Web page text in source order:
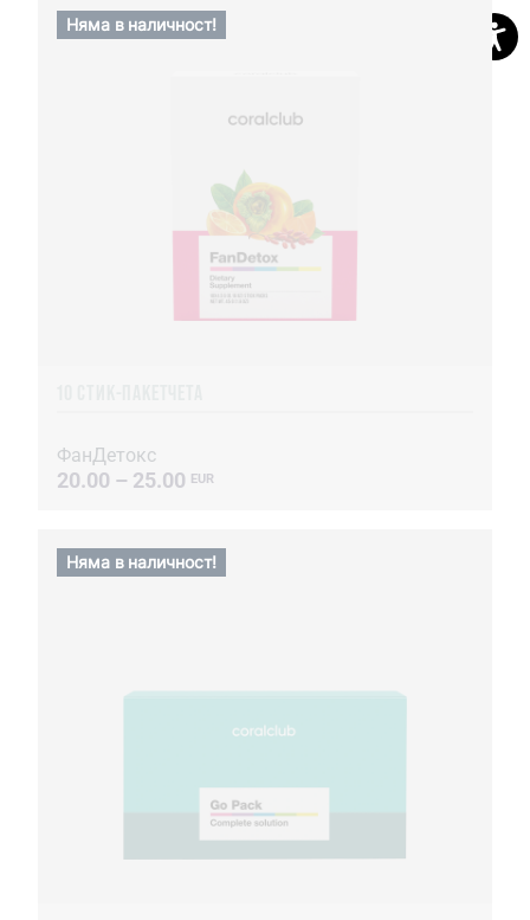
ФанДетокс
20.00 – 25.00 EUR
Няма в наличност!
Няма в наличност!